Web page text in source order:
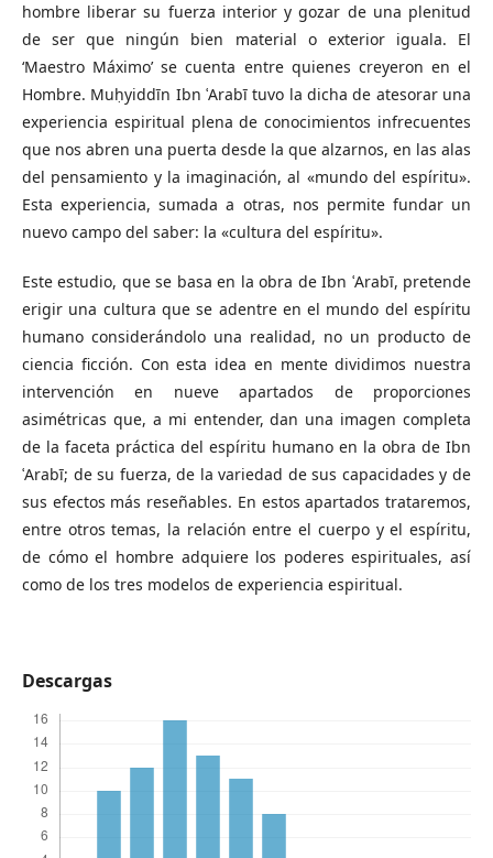
hombre liberar su fuerza interior y gozar de una plenitud
de ser que ningún bien material o exterior iguala. El
‘Maestro Máximo’ se cuenta entre quienes creyeron en el
Hombre. Muḥyiddīn Ibn ʿArabī tuvo la dicha de atesorar una
experiencia espiritual plena de conocimientos infrecuentes
que nos abren una puerta desde la que alzarnos, en las alas
del pensamiento y la imaginación, al «mundo del espíritu».
Esta experiencia, sumada a otras, nos permite fundar un
nuevo campo del saber: la «cultura del espíritu».
Este estudio, que se basa en la obra de Ibn ʿArabī, pretende
erigir una cultura que se adentre en el mundo del espíritu
humano considerándolo una realidad, no un producto de
ciencia ficción. Con esta idea en mente dividimos nuestra
intervención en nueve apartados de proporciones
asimétricas que, a mi entender, dan una imagen completa
de la faceta práctica del espíritu humano en la obra de Ibn
ʿArabī; de su fuerza, de la variedad de sus capacidades y de
sus efectos más reseñables. En estos apartados trataremos,
entre otros temas, la relación entre el cuerpo y el espíritu,
de cómo el hombre adquiere los poderes espirituales, así
como de los tres modelos de experiencia espiritual.
Descargas